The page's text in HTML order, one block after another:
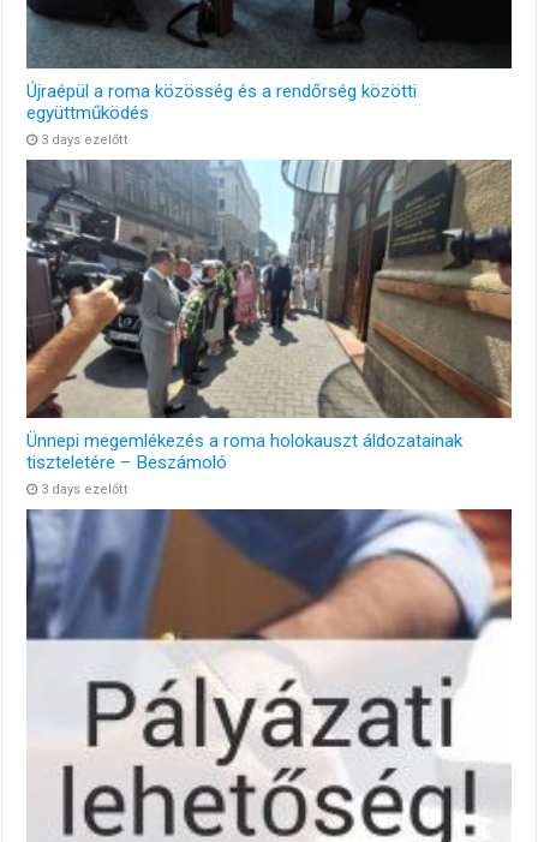
Újraépül a roma közösség és a rendőrség közötti
együttműködés
3 days ezelőtt
Ünnepi megemlékezés a roma holokauszt áldozatainak
tiszteletére – Beszámoló
3 days ezelőtt